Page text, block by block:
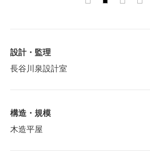
設計・監理
長谷川泉設計室
構造・規模
木造平屋